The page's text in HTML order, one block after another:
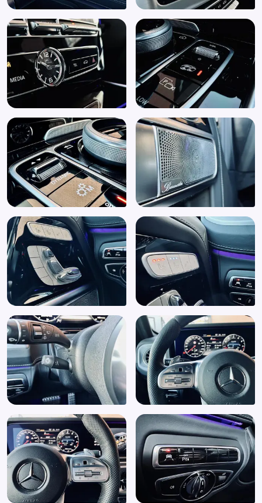
Kleppen uitlaat
Klimaatregeling achter
Koplampen adaptief
Koplamp sproeiers
LED achterlichten
Lederen bekleding
Lederen interieurdelen
Lederen sportstuurwiel
Lederen stuurwiel
LED koplampen
LED koplampen adaptief
LED verlichting
Lendesteunen (verstelbaar)
Lichtmetalen velgen
Lichtmetalen velgen 22"
Lichtpakket
Luxe lederen bekleding
Massage stoelen
Mercedes Me
Met leder bekleed dashboard
Multifunctioneel stuurwiel
Multimedia-voorbereiding
Multimedia systeem
Navigatie
Navigatiesysteem
Navigatiesysteem full map + hard disk
Origineel Kanteldak
Parkeer assistent
Parkeerhulp
Parkeersensor achter
Parkeersensor voor